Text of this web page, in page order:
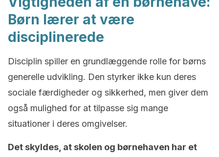
Børn lærer at være
disciplinerede
Disciplin spiller en grundlæggende rolle for børns
generelle udvikling. Den styrker ikke kun deres
sociale færdigheder og sikkerhed, men giver dem
også mulighed for at tilpasse sig mange
situationer i deres omgivelser.
Det skyldes, at skolen og børnehaven har et